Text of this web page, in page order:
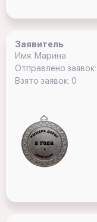
Заявитель
Имя: Марина
Отправлено
Взято заявок: 0